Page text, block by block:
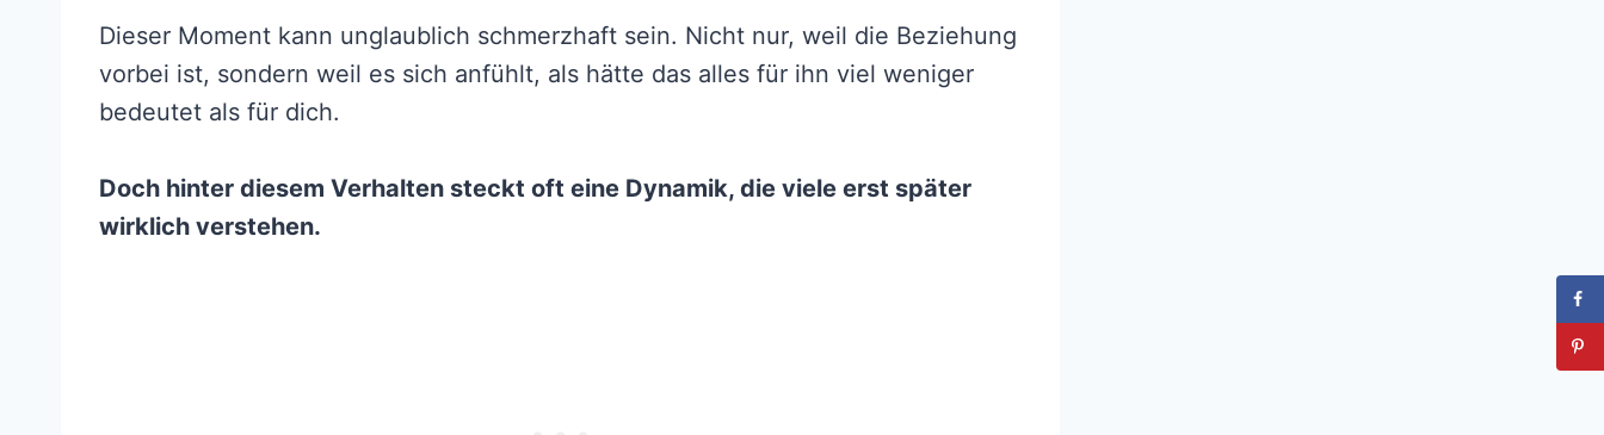
Dieser Moment kann unglaublich schmerzhaft sein. Nicht nur, weil die Beziehung
vorbei ist, sondern weil es sich anfühlt, als hätte das alles für ihn viel weniger
bedeutet als für dich.
Doch hinter diesem Verhalten steckt oft eine Dynamik, die viele erst später
wirklich verstehen.